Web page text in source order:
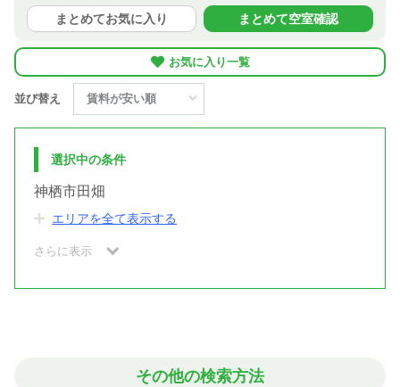
まとめてお気に入り まとめて空室確認
お気に入り一覧
並び替え
選択中の条件
神栖市田畑
エリアを全て表示する
さらに表示
その他の検索方法